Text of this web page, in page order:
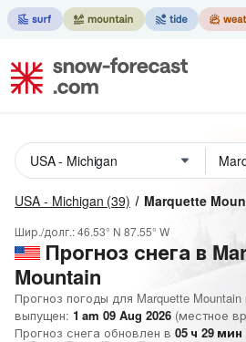
USA - Michigan (39) Marquette
Шир./долг.:46.53° N 87.55° W
Прогноз снега в
Mountain
Прогноз погоды для Marquette Mountain
выпущен: 1 am 09 Aug 2026 (местное
Прогноз снега обновлен в 05 ч 29 мин